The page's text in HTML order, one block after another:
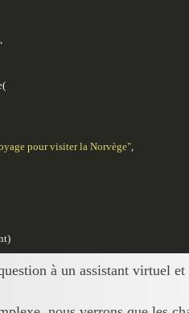
(
pour visiter la Norvège",
)
à un assistant virtuel